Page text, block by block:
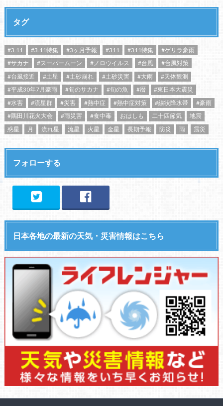
タグ
#3.11 #3.11特集 #3ヶ月予報 #311 #311特集
#ゲリラ豪雨
#サカナ
#スーパームーン #ノロウイルス #台風
#台風対策
#台風接近
#土星 #土砂崩れ #土砂災害 #大雨
#天体観測
#平成30年7月豪雨
#旬のサカナ #旬の魚 #暦
#東日本大震災
#水害
#流星群 #災害 #熱中症 #熱中症対策 #線状降水帯
#豪雨
#隅田川花火大会
#雨災害 #食中毒 おはしも 二十四節気
地震
惑星
月 流れ星 流星 火星 金星 長期予報 防災 雨 震災
フォローする
日本各地の最新の天気・災害情報はこちら